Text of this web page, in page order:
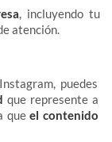
, incluyendo tu
atención.
puedes
que represente a
que el contenido